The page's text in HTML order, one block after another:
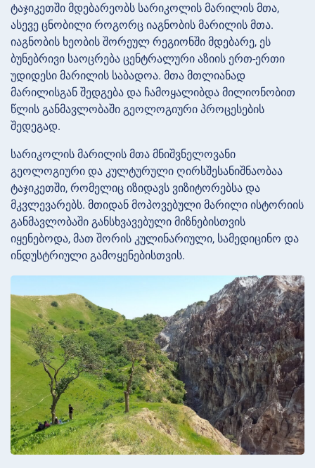
ტაჯიკეთში მდებარეობს სარიკოლის მარილის მთა,
ასევე ცნობილი როგორც იაგნობის მარილის მთა.
იაგნობის ხეობის შორეულ რეგიონში მდებარე, ეს
ბუნებრივი საოცრება ცენტრალური აზიის ერთ-ერთი
უდიდესი მარილის საბადოა. მთა მთლიანად
მარილისგან შედგება და ჩამოყალიბდა მილიონობით
წლის განმავლობაში გეოლოგიური პროცესების
შედეგად.
სარიკოლის მარილის მთა მნიშვნელოვანი
გეოლოგიური და კულტურული ღირსშესანიშნაობაა
ტაჯიკეთში, რომელიც იზიდავს ვიზიტორებსა და
მკვლევარებს. მთიდან მოპოვებული მარილი ისტორიის
განმავლობაში განსხვავებული მიზნებისთვის
იყენებოდა, მათ შორის კულინარიული, სამედიცინო და
ინდუსტრიული გამოყენებისთვის.